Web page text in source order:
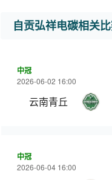
自贡弘祥电碳相关
中冠
2026-06-02 16:00
云南青丘
中冠
2026-06-04 16:00